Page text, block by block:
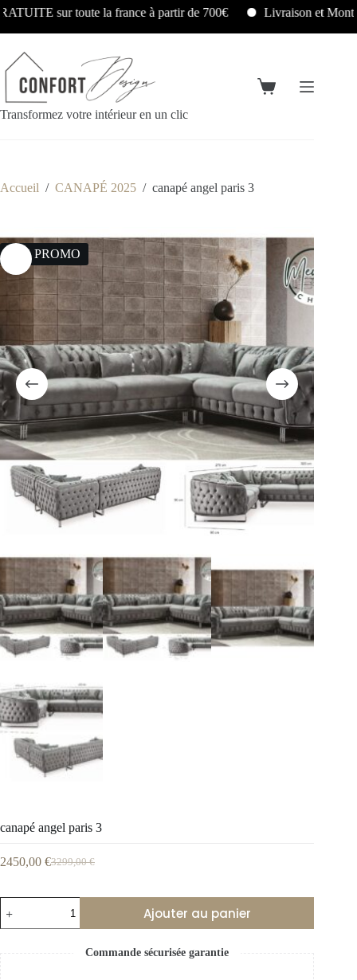
sur toute la france à partir de 700€ Livraison et
Transformez votre intérieur en un clic
Accueil / CANAPÉ 2025 / canapé angel paris 3
26% PROMO
canapé angel paris 3
3299,00€
2450,00 €
Ajouter au panier
Commande sécurisée garantie